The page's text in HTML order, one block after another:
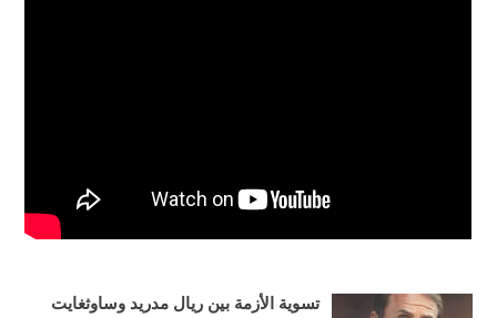
تسوية الأزمة بين ريال مدريد وساوثغايت